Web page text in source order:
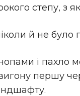
степу, з
й не було
і
першу